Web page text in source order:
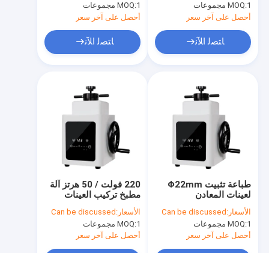
MOQ:1 مجموعات
أحصل على آخر سعر
ﺎﺘﺼﻟ ﺍﻶﻧ
MOQ:1 مجموعات
أحصل على آخر سعر
ﺎﺘﺼﻟ ﺍﻶﻧ
220 فولت / 50 هرتز آلة
مطبخ تركيب العينات
المعدنية MP2-30
الأسعار: Can be discussed
MOQ:1 مجموعات
أحصل على آخر سعر
طباعة تثبيت Φ22mm
لعينات المعادن
الأسعار: Can be discussed
MOQ:1 مجموعات
أحصل على آخر سعر